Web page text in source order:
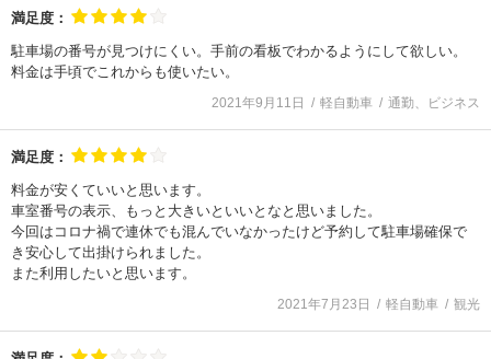
満足度：
駐車場の番号が見つけにくい。手前の看板でわかるようにして欲しい。
料金は手頃でこれからも使いたい。
2021年9月11日 軽自動車 通勤、ビジネス
満足度：
料金が安くていいと思います。
車室番号の表示、もっと大きいといいとなと思いました。
今回はコロナ禍で連休でも混んでいなかったけど予約して駐車場確保で
き安心して出掛けられました。
また利用したいと思います。
2021年7月23日 軽自動車 観光